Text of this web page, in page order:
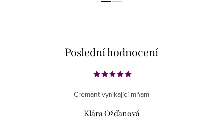
Poslední hodnocení
Cremant vynikající mňam
Klára Ožďanová